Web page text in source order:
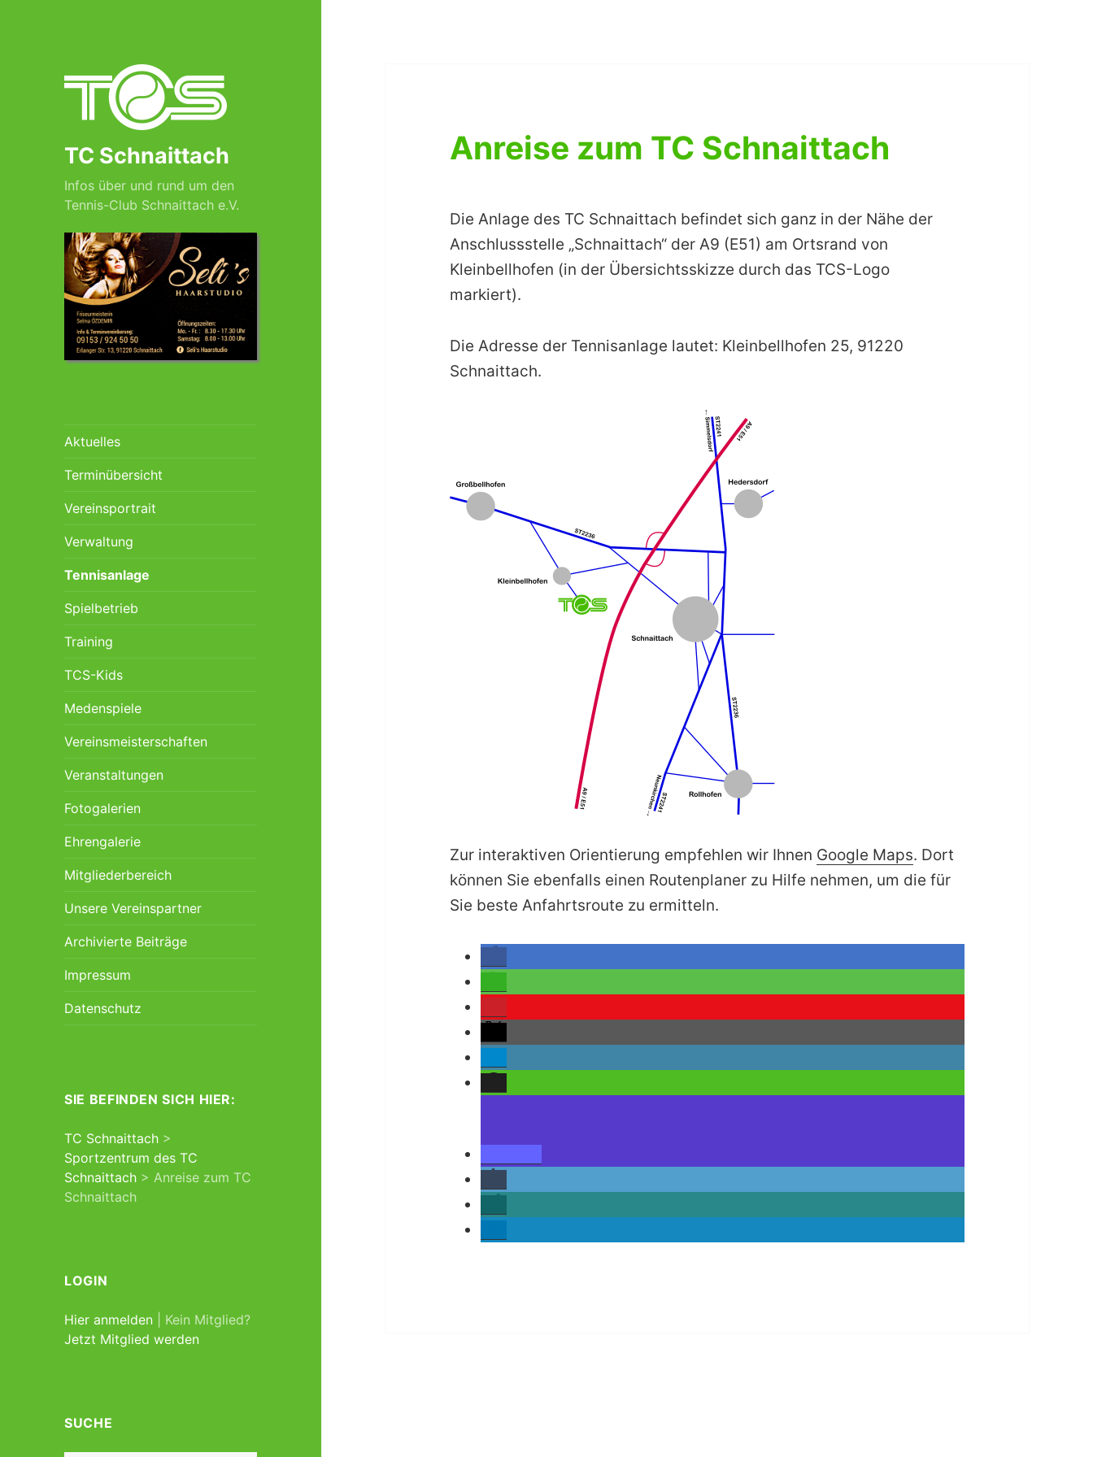
TC Schnaittach
Infos über und rund um den
Tennis-Club Schnaittach e.V.
Aktuelles
Terminübersicht
Vereinsportrait
Verwaltung
Tennisanlage
Spielbetrieb
Training
TCS-Kids
Medenspiele
Vereinsmeisterschaften
Veranstaltungen
Fotogalerien
Ehrengalerie
Mitgliederbereich
Unsere Vereinspartner
Archivierte Beiträge
Impressum
Datenschutz
SIE BEFINDEN SICH HIER:
TC Schnaittach >
Sportzentrum des TC
Schnaittach > Anreise zum TC
Schnaittach
LOGIN
Hier anmelden | Kein Mitglied?
Jetzt Mitglied werden
SUCHE
Anreise zum TC Schnaittach
Die Anlage des TC Schnaittach befindet sich ganz in der Nähe der
Anschlussstelle „Schnaittach“ der A9 (E51) am Ortsrand von
Kleinbellhofen (in der Übersichtsskizze durch das TCS-Logo
markiert).
Die Adresse der Tennisanlage lautet: Kleinbellhofen 25, 91220
Schnaittach.
Zur interaktiven Orientierung empfehlen wir Ihnen Google Maps. Dort
können Sie ebenfalls einen Routenplaner zu Hilfe nehmen, um die für
Sie beste Anfahrtsroute zu ermitteln.